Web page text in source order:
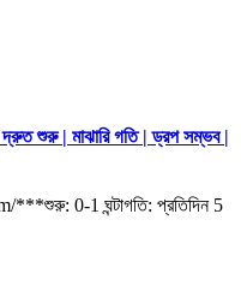
শুরু | মাঝারি গতি | ড্রপ সম্ভব |
0-1 ঘন্টাগতি: প্রতিদিন 5